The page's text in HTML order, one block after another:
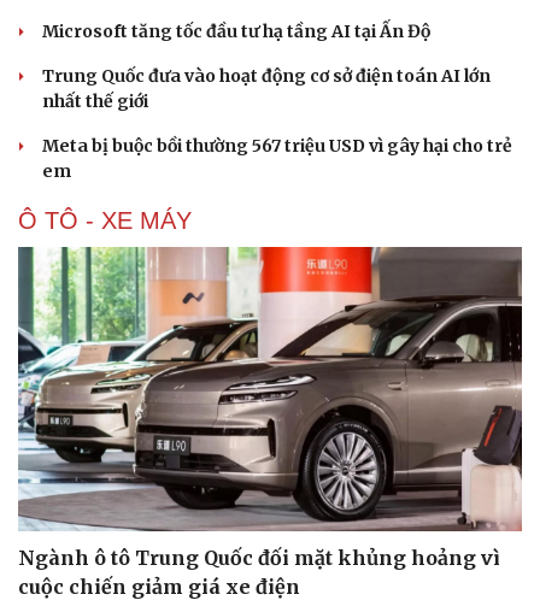
Microsoft tăng tốc đầu tư hạ tầng AI tại Ấn Độ
Trung Quốc đưa vào hoạt động cơ sở điện toán AI lớn
nhất thế giới
Meta bị buộc bồi thường 567 triệu USD vì gây hại cho trẻ
em
Ô TÔ - XE MÁY
Ngành ô tô Trung Quốc đối mặt khủng hoảng vì
cuộc chiến giảm giá xe điện